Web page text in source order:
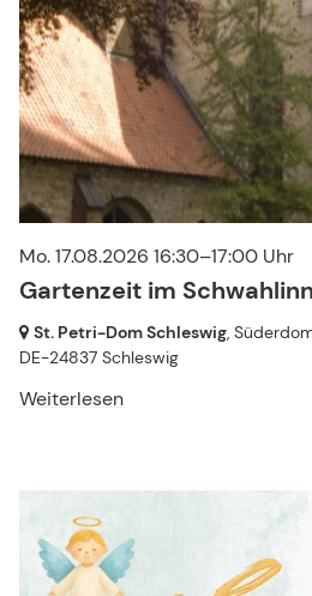
Mo. 17.08.2026 16:30–17:00 Uhr
Gartenzeit im
St. Petri-Dom Schleswig,
DE-24837 Schleswig
Weiterlesen